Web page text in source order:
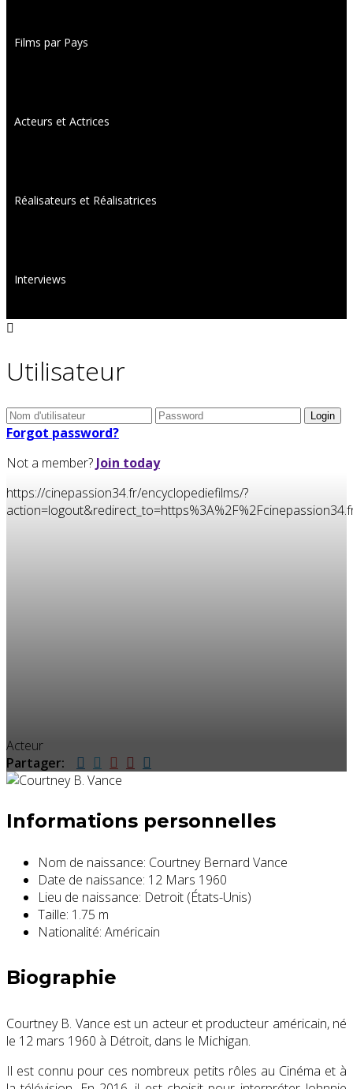
Films par Pays
Acteurs et Actrices
Réalisateurs et Réalisatrices
Interviews
Utilisateur
Forgot password?
Not a member? Join today
https://cinepassion34.fr/encyclopediefilms/?
Acteur
Partager:
Informations personnelles
Nom de naissance: Courtney Bernard Vance
Date de naissance: 12 Mars 1960
Lieu de naissance: Detroit (États-Unis)
Taille: 1.75 m
Nationalité: Américain
Biographie
Courtney B. Vance est un acteur et producteur américain, né
le 12 mars 1960 à Détroit, dans le Michigan.
Il est connu pour ces nombreux petits rôles au Cinéma et à